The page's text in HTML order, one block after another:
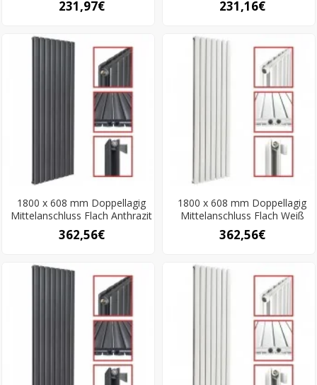
231,97€ 231,16€
1800 x 608 mm Doppellagig
Mittelanschluss Flach Anthrazit
362,56€
1800 x 608 mm Doppellagig
Mittelanschluss Flach Weiß
362,56€